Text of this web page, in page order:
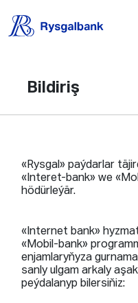
Bildiriş
«Rysgal» paýdarlar
«Interet-bank» we
hödürleýär.
«Internet bank»
«Mobil-bank»
enjamlaryňyza
sanly ulgam arkaly
peýdalanyp bilersiňiz: